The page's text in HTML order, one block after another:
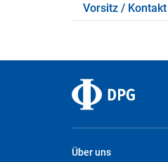
Vorsitz / Kontakt
Über uns